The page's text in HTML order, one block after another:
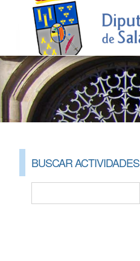
BUSCAR ACTIVIDADES